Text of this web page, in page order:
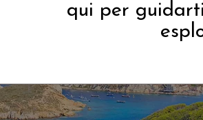
qui per